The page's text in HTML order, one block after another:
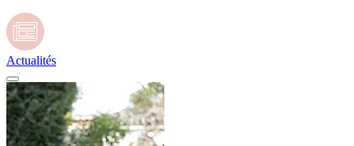
Actualités